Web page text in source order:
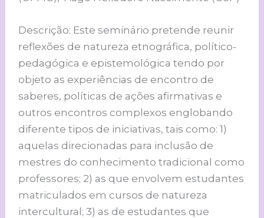
Descrição: Este seminário pretende reunir
reflexões de natureza etnográfica, político-
pedagógica e epistemológica tendo por
objeto as experiências de encontro de
saberes, políticas de ações afirmativas e
outros encontros complexos englobando
diferente tipos de iniciativas, tais como: 1)
aquelas direcionadas para inclusão de
mestres do conhecimento tradicional como
professores; 2) as que envolvem estudantes
matriculados em cursos de natureza
intercultural; 3) as de estudantes que